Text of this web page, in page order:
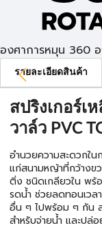
องศาการหมุน 360
รายละเอียดสินค้า
สปริงเกอร์เ
วาล์ว PVC
อำนวยความสะดวกใน
แก่สนามหญ้าที่กว้างข
ติ่ง ชนิดเกลียวใน พร้
รดน้ำ ช่วยลดทอนเวล
อื่น ๆ ไปพร้อม ๆ กัน
สำหรับจ่ายน้ำ และปล่